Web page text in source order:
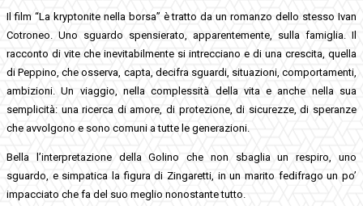
Il film “La kryptonite nella borsa” è tratto da un romanzo dello stesso Ivan
Cotroneo. Uno sguardo spensierato, apparentemente, sulla famiglia. Il
racconto di vite che inevitabilmente si intrecciano e di una crescita, quella
di Peppino, che osserva, capta, decifra sguardi, situazioni, comportamenti,
ambizioni. Un viaggio, nella complessità della vita e anche nella sua
semplicità: una ricerca di amore, di protezione, di sicurezze, di speranze
che avvolgono e sono comuni a tutte le generazioni.
Bella l’interpretazione della Golino che non sbaglia un respiro, uno
sguardo, e simpatica la figura di Zingaretti, in un marito fedifrago un po’
impacciato che fa del suo meglio nonostante tutto.